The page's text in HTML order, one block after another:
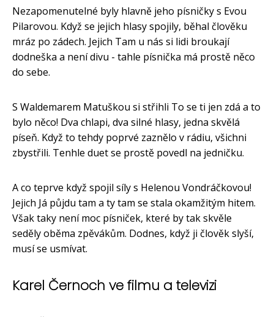
Nezapomenutelné byly hlavně jeho písničky s Evou
Pilarovou. Když se jejich hlasy spojily, běhal člověku
mráz po zádech. Jejich Tam u nás si lidi broukají
dodneška a není divu - tahle písnička má prostě něco
do sebe.
S Waldemarem Matuškou si střihli To se ti jen zdá a to
bylo něco! Dva chlapi, dva silné hlasy, jedna skvělá
píseň. Když to tehdy poprvé zaznělo v rádiu, všichni
zbystřili. Tenhle duet se prostě povedl na jedničku.
A co teprve když spojil síly s Helenou Vondráčkovou!
Jejich Já půjdu tam a ty tam se stala okamžitým hitem.
Však taky není moc písniček, které by tak skvěle
seděly oběma zpěvákům. Dodnes, když ji člověk slyší,
musí se usmívat.
Karel Černoch ve filmu a televizi